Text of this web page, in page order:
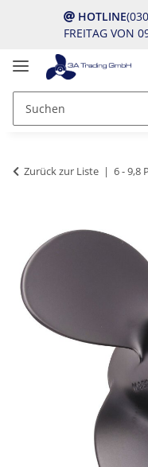
HOTLINE
FREITAG VON
Zurück zur Liste 6 - 9,8